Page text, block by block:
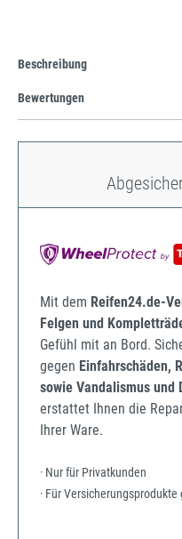
Beschreibung
Bewertungen
Mit dem Reifen24.de-
Felgen und
Gefühl mit an Bord.
gegen Einfahrschäden,
sowie Vandalismus und
erstattet Ihnen die
Ihrer Ware.
· Nur für Privatkunden
· Für